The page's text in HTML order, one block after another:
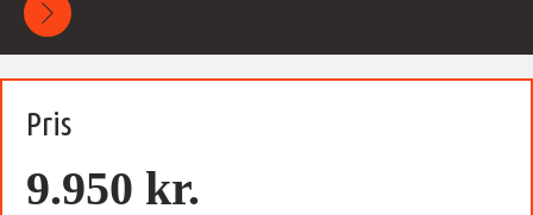
Pris
9.950 kr.